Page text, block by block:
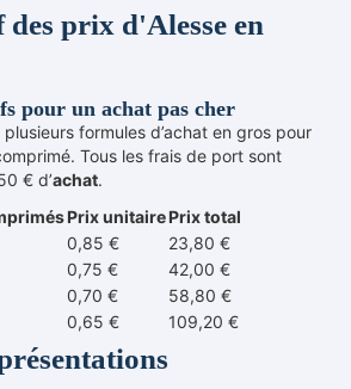
prix d'Alesse en
pour un achat pas cher
formules d’achat en gros pour
Tous les frais de port sont
€ d’achat.
Prix unitairePrix total
0,85 €
23,80 €
0,75 €
42,00 €
0,70 €
58,80 €
0,65 € 109,20 €